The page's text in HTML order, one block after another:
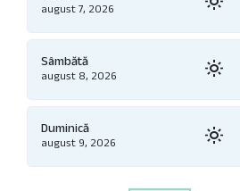
august 7, 2026
Sâmbătă
august 8, 2026
Duminică
august 9, 2026